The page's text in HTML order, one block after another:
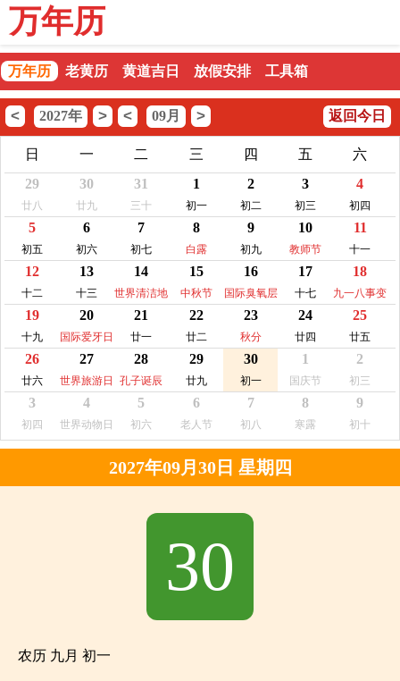
万年历
万年历 老黄历 黄道吉日 放假安排 工具箱
< 2027年 > < 09月 > 返回今日
日 一 二 三 四 五
六
29
廿八
30
廿九
31
三十
1
初一
2
初二
3
初三
4
初四
5
初五
6
初六
7
初七
8
白露
9
初九
10
教师节
11
十一
12
十二
13
十三
14
世界清洁地
球日
15
中秋节
16
国际臭氧层
保护日
17
十七
18
九一八事变
纪念日
19
十九
20
国际爱牙日
21
廿一
22
廿二
23
秋分
24
廿四
25
廿五
26
廿六
27
世界旅游日
28
孔子诞辰
29
廿九
30
初一
1
国庆节
2
初三
3
初四
4
世界动物日
5
初六
6
老人节
7
初八
8
寒露
9
初十
2027年09月30日 星期四
30
农历 九月 初一